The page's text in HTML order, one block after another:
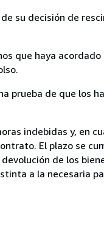
su decisión de
que haya acordado
prueba de que los ha
indebidas y, en
El plazo se
de los
a la necesaria